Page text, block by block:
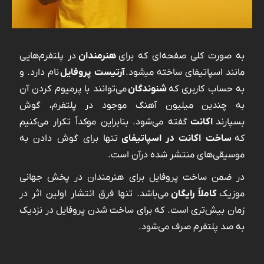
به صورت کلی صفحه‌ای که برای هنرمندان در پلتفرم‌هایی
مانند اسپاتیفای ساخته می‍‌شود.آرتیست پروفایلنام دارد. و
به حساب کاربری کهشنوندگانمی‌توانند با پرمیوم کردن آن
به چندین میلیون آهنگ‌ موجود در پلتفرم، گوش
بسپارند اکانتگفته می‌شود. بنابراین موکداً تکرار می‌کنیم
کهساخت اکانت در اسپاتیفای تنها برای گوش دادن به
موسیقی‌های منتشر شده درآن است.
در ضمن ساخت پروفایل برای هنرمندان در پخش جهانی
موزیک کاملاً رایگان می‌باشد. تنها فرق انتشار اولین اثر در
زمان بیش‌تری است. که برای ساخت شدن پروفایل در نزدیک
به صد پلتفرم صرف می‌شود.